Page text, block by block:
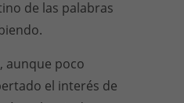
de las palabras
aunque poco
el interés de